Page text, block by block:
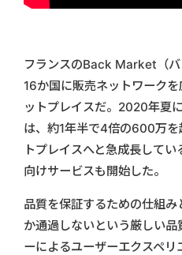
フランスのBack Market（
16か国に販売ネットワーク
ットプレイスだ。2020年夏
は、約1年半で4倍の600万
トプレイスへと急成長して
向けサービスも開始した。
品質を保証するための仕組
か通過しないという厳しい
ーによるユーザーエクスペ